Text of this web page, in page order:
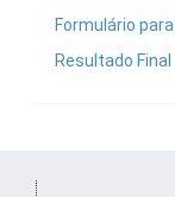
Formulário
Resultado Final